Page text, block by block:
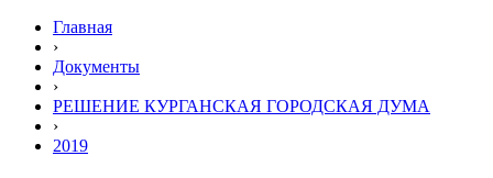
Главная
›
Документы
›
РЕШЕНИЕ КУРГАНСКАЯ ГОРОДСКАЯ ДУМА
›
2019